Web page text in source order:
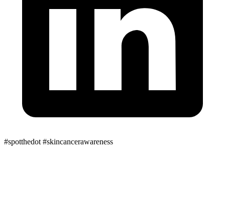
#spotthedot #skincancerawareness